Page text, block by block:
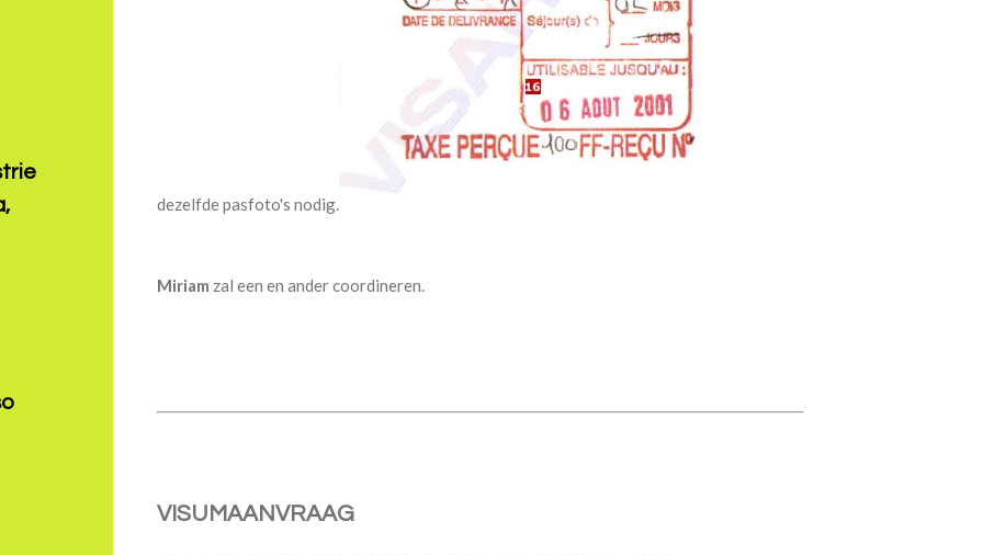
dezelfde pasfoto's nodig.
Miriam zal een en ander coordineren.
VISUMAANVRAAG